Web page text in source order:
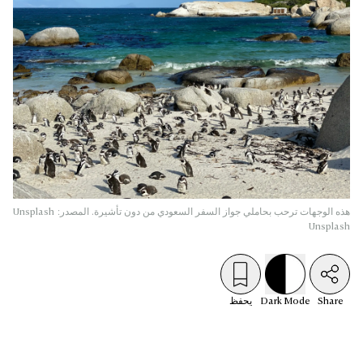
هذه الوجهات ترحب بحاملي جواز السفر السعودي من دون تأشيرة. المصدر:
Unsplash
Unsplash
Share
Dark Mode يحفظ